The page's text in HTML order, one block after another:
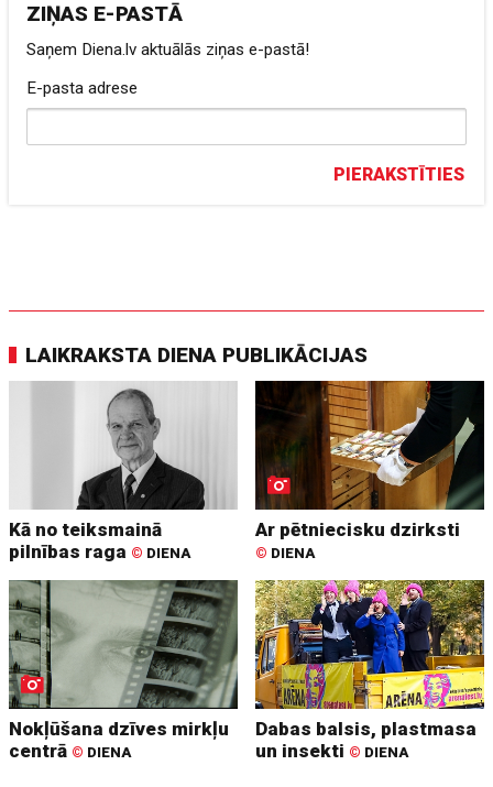
ZIŅAS E-PASTĀ
Saņem Diena.lv aktuālās ziņas e-pastā!
E-pasta adrese
PIERAKSTĪTIES
LAIKRAKSTA DIENA PUBLIKĀCIJAS
Kā no teiksmainā
pilnības raga © DIENA
Ar pētniecisku dzirksti
© DIENA
Nokļūšana dzīves mirkļu
centrā © DIENA
Dabas balsis, plastmasa
un insekti © DIENA